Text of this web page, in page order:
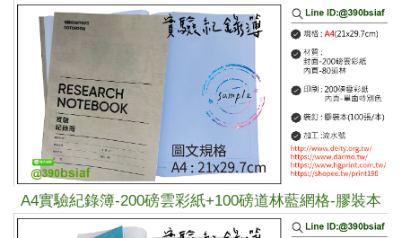
A4實驗紀錄簿-200磅雲彩紙+100磅道林藍網格-膠裝本